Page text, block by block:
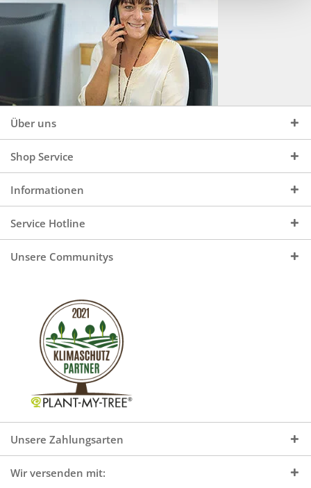
Über uns
Shop Service
Informationen
Service Hotline
Unsere Communitys
Unsere Zahlungsarten
Wir versenden mit: